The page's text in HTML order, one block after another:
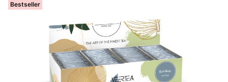
Bestseller